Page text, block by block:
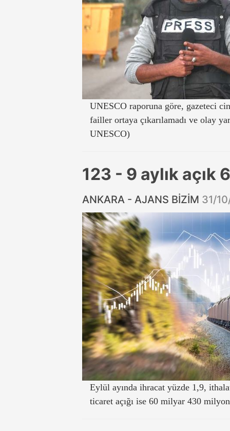
UNESCO raporuna göre, gazeteci
failler ortaya çıkarılamadı ve olay
UNESCO)
123 - 9 aylık
ANKARA - AJANS BİZİM 31/
Eylül ayında ihracat yüzde 1,9,
ticaret açığı ise 60 milyar 430